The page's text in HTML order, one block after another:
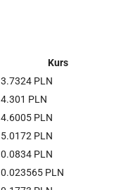
Kurs
3.7324 PLN
4.301 PLN
4.6005 PLN
5.0172 PLN
0.0834 PLN
0.023565 PLN